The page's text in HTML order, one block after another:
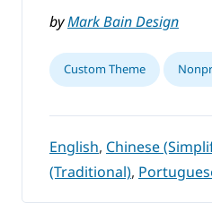
byMark Bain Design
Custom Theme
English, Chinese
(Traditional),